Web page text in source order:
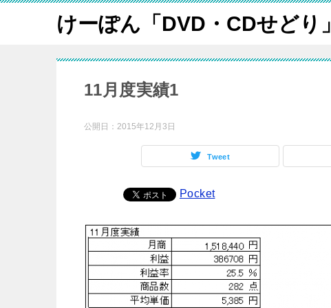
けーぽん「DVD・CDせどり」
11月度実績1
公開日： 2015年12月3日
Tweet
Pocket